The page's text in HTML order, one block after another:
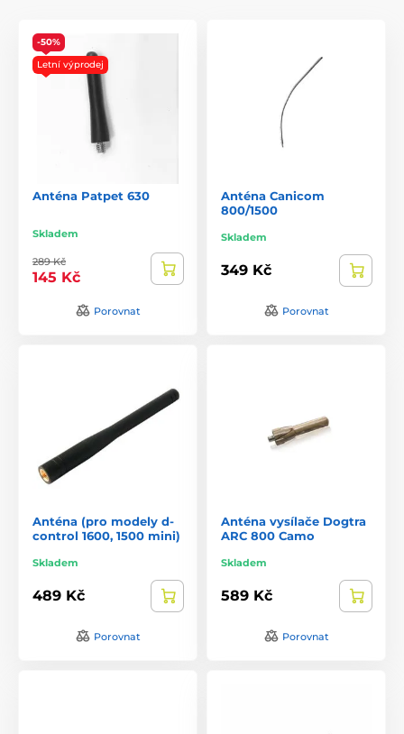
-50%
Letní výprodej
Anténa Patpet 630
Skladem
289 Kč
145 Kč
Porovnat
Anténa Canicom
800/1500
Skladem
349 Kč
Porovnat
Anténa (pro modely d-
control 1600, 1500 mini)
Skladem
489 Kč
Porovnat
Anténa vysílače Dogtra
ARC 800 Camo
Skladem
589 Kč
Porovnat